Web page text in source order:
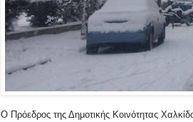
Ο Πρόεδρος της Δημοτικής Κοινότητας